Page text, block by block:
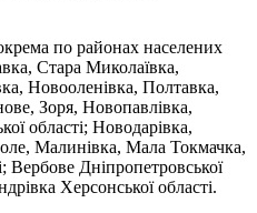
по районах населених
Стара Миколаївка,
Новооленівка, Полтавка,
Зоря, Новопавлівка,
області; Новодарівка,
Малинівка, Мала Токмачка,
Вербове Дніпропетровської
Херсонської області.